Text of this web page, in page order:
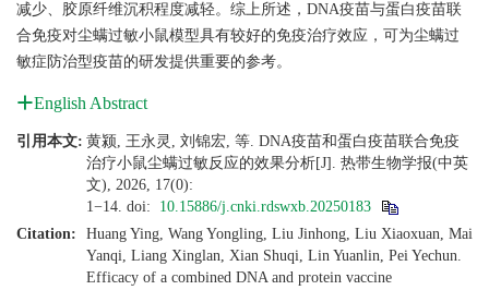
减少、胶原纤维沉积程度减轻。综上所述，DNA疫苗与蛋白疫苗联
合免疫对尘螨过敏小鼠模型具有较好的免疫治疗效应，可为尘螨过
敏症防治型疫苗的研发提供重要的参考。
English Abstract
引用本文: 黄颍, 王永灵, 刘锦宏, 等. DNA疫苗和蛋白疫苗联合免疫
治疗小鼠尘螨过敏反应的效果分析[J]. 热带生物学报(中英
文), 2026, 17(0):
1−14. doi: 10.15886/j.cnki.rdswxb.20250183
Citation:
Huang Ying, Wang Yongling, Liu Jinhong, Liu Xiaoxuan, Mai
Yanqi, Liang Xinglan, Xian Shuqi, Lin Yuanlin, Pei Yechun.
Efficacy of a combined DNA and protein vaccine